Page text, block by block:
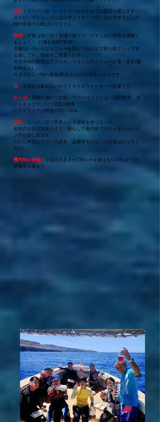
​言語 ： スペイン語（レストランやホテルでは英語も通じます）
ダイビングショップには日本人スタッフがいるのでダイビング
時の言葉の心配はいりません。
料理 ： 夕食は街に出て本場の激ウマ・メキシカン料理を堪能し
ましょう！（1食4,000円程度）
夕食はいろいろなメニューを頼んでみんなで割り勘でシェアす
る感じです。現金をご用意ください。
※ホテルの朝食はアメリカンスタイルのメニューが選べます(基
本料金込)
※ダイビング時の昼食(料金込)はランチボックスです
水 ： 水道水は飲めないのでミネラルウォーターが必要です。
チップ：荷物１個につき$1、ツアーガイドには一日$5程度。ボ
ートキャプテンに一日$10程度
レストランでは料金の10～15％。
治安 ：スペイン語で平和という意味を持つラパス。
名前のとおり治安がよく、安心して夜の街でグルメ＆ショッピ
ングが楽しめます。
ただし外国なので一人歩き、盗難等それなりの注意は払ってく
ださい。
機内預け荷物 ： ３辺の大きさが158ｃｍを超えない23kgまでの
荷物を２個まで